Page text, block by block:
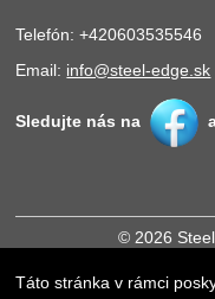
Táto stránka v rámci
Telefón: +420603535546
Email: info@steel-edge.sk
Sledujte nás na
© 2026